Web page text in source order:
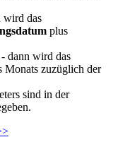
wird das
plus
- dann wird das
Monats zuzüglich der
sind in der